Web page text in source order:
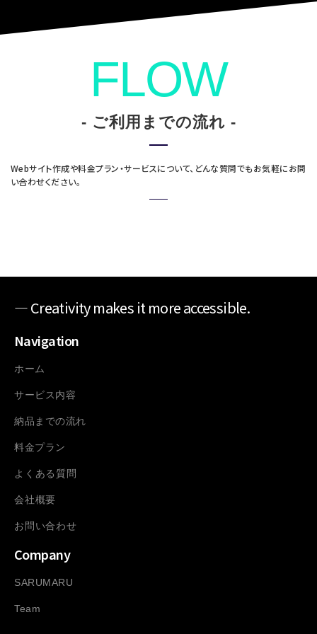
FLOW
- ご利用までの流れ -
Webサイト作成や料金プラン・サービスについて、どんな質問でもお気軽にお問
い合わせください。
― Creativity makes it more accessible.
Navigation
ホーム
サービス内容
納品までの流れ
料金プラン
よくある質問
会社概要
お問い合わせ
Company
SARUMARU
Team